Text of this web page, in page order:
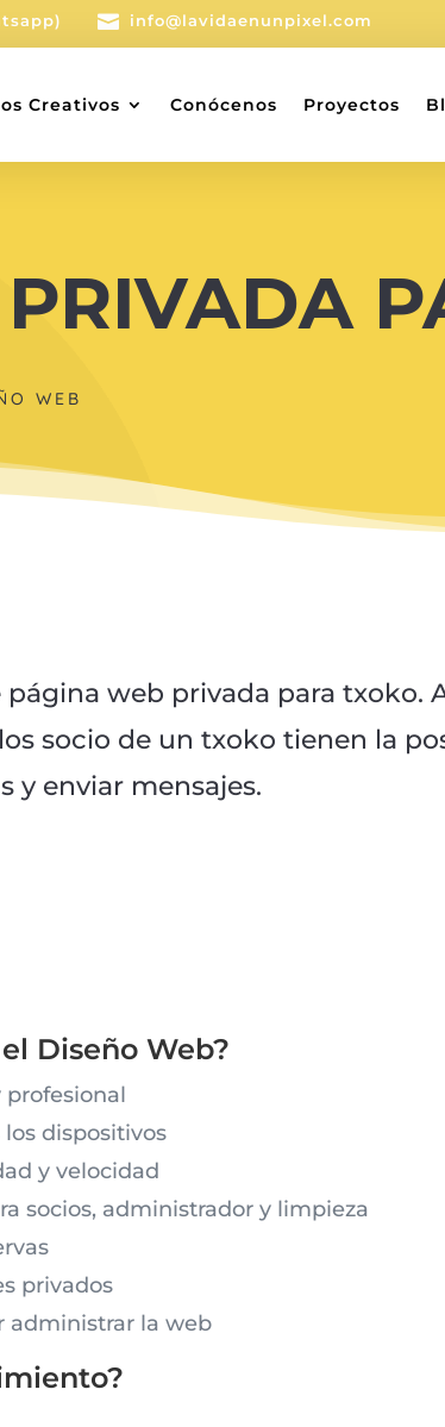
 info@lavidaenunpixel.com
Creativos Conócenos Proyectos
WEB
página web privada para txoko.
socio de un txoko tienen la
y enviar mensajes.
Diseño Web?
profesional
dispositivos
y velocidad
socios, administrador y limpieza
privados
administrar la web